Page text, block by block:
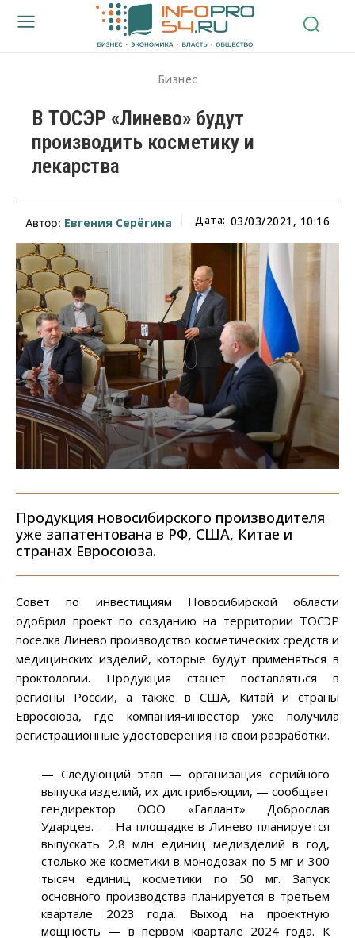
Бизнес
В ТОСЭР «Линево» будут
производить косметику и
лекарства
Автор: Евгения Серёгина Дата: 03/03/2021, 10:16
Продукция новосибирского производителя
уже запатентована в РФ, США, Китае и
странах Евросоюза.
Совет по инвестициям Новосибирской области
одобрил проект по созданию на территории ТОСЭР
поселка Линево производство косметических средств и
медицинских изделий, которые будут применяться в
проктологии. Продукция станет поставляться в
регионы России, а также в США, Китай и страны
Евросоюза, где компания-инвестор уже получила
регистрационные удостоверения на свои разработки.
— Следующий этап — организация серийного
выпуска изделий, их дистрибьюции, — сообщает
гендиректор ООО «Галлант» Доброслав
Ударцев. — На площадке в Линево планируется
выпускать 2,8 млн единиц медизделий в год,
столько же косметики в монодозах по 5 мг и 300
тысяч единиц косметики по 50 мг. Запуск
основного производства планируется в третьем
квартале 2023 года. Выход на проектную
мощность — в первом квартале 2024 года. К